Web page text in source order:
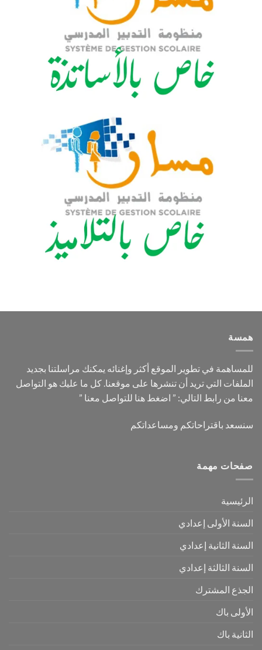
همسة
للمساهمة في تطوير الموقع أكثر وإغنائه يمكنك مراسلتنا بجديد
الملفات التي تريد أن تنشرها على موقعنا. كل ما عليك هو التواصل
معنا من رابط التالي: ” اضغط هنا للتواصل معنا ”
سنسعد باقتراحاتكم ومساعداتكم
صفحات مهمة
الرئيسية
السنة الأولى إعدادي
السنة الثانية إعدادي
السنة الثالثة إعدادي
الجذع المشترك
الأولى باك
الثانية باك